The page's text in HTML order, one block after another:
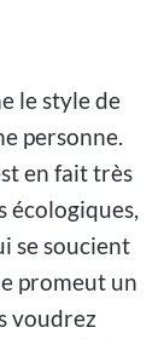
le style de
personne.
en fait très
écologiques,
se soucient
promeut un
voudrez